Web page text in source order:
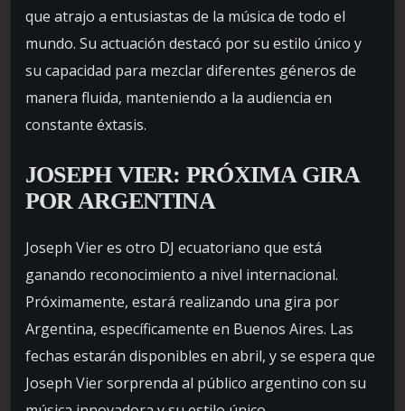
que atrajo a entusiastas de la música de todo el
mundo. Su actuación destacó por su estilo único y
su capacidad para mezclar diferentes géneros de
manera fluida, manteniendo a la audiencia en
constante éxtasis.
JOSEPH VIER: PRÓXIMA GIRA
POR ARGENTINA
Joseph Vier es otro DJ ecuatoriano que está
ganando reconocimiento a nivel internacional.
Próximamente, estará realizando una gira por
Argentina, específicamente en Buenos Aires. Las
fechas estarán disponibles en abril, y se espera que
Joseph Vier sorprenda al público argentino con su